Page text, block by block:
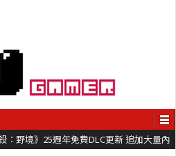
：野境》25週年免費DLC更新 追加大量內
折扣